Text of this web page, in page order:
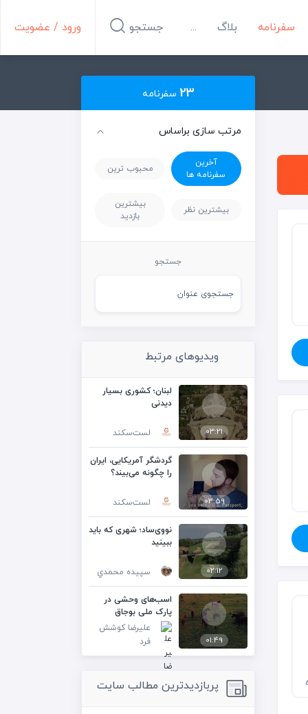
سفرنامه بلاگ ... ورود / عضویت جستجو
23 سفرنامه
مرتب سازی براساس
آخرین
سفرنامه ها
محبوب ترین
بیشترین نظر
بیشترین
بازدید
جستجو
ویدیوهای مرتبط
03:21
لبنان؛ کشوری بسیار
دیدنی
لست‌سکند
03:59
گردشگر آمریکایی، ایران
را چگونه می‌بیند؟
لست‌سکند
02:12
نووی‌ساد؛ شهری که باید
ببینید
سپيده محمدي
01:49
اسب‌های وحشی در
پارک ملی بوجاق
علیرضا کوشش
فرد
پربازدیدترین مطالب سایت